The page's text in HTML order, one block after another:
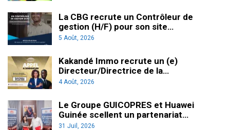
La CBG recrute un Contrôleur de
gestion (H/F) pour son site…
5 Août, 2026
Kakandé Immo recrute un (e)
Directeur/Directrice de la…
4 Août, 2026
Le Groupe GUICOPRES et Huawei
Guinée scellent un partenariat…
31 Juil, 2026